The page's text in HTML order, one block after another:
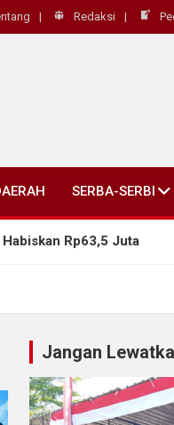
Redaksi
SERBA-SERBI
Rp63,5 Juta
Jangan